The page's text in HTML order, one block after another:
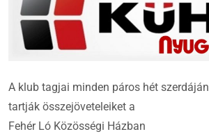
A klub tagjai minden páros hét szerdáján
tartják összejöveteleiket a
Fehér Ló Közösségi Házban